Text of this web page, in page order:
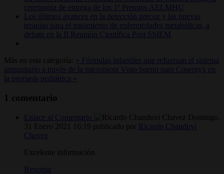
ceremonia de entrega de los 1º Premios AELMHU
Los últimos avances en la detección precoz y las nuevas
terapias para el tratamiento de enfermedades metabólicas, a
debate en la II Reunión Científica Post SSIEM
Más en esta categoría: « Fórmulas infantiles que refuerzan el sistema
inmunitario a través de la microbiota Visto bueno para Cosentyx en
la psoriasis pediátrica »
1 comentario
Enlace al Comentario
Domingo,
31 Enero 2021 16:19 publicado por
Ricardo Chanduvi
Chavez
Excelente información
Reportar